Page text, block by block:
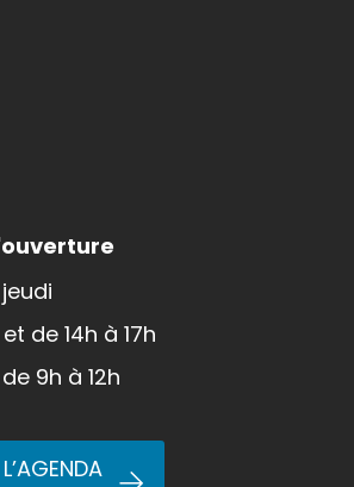
de 14h à 17h
9h à 12h